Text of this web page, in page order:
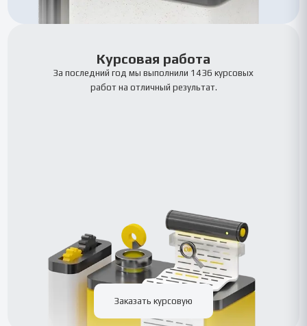
Курсовая работа
За последний год мы выполнили 1436 курсовых
работ на отличный результат.
Заказать курсовую